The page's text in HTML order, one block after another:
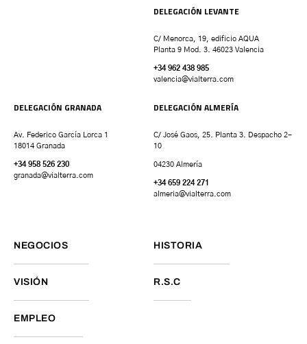
DELEGACIÓN LEVANTE
C/ Menorca, 19, edificio AQUA
Planta 9 Mod. 3. 46023 Valencia
+34 962 438 985
valencia@vialterra.com
DELEGACIÓN GRANADA
Av. Federico García Lorca 1
18014 Granada
+34 958 526 230
granada@vialterra.com
DELEGACIÓN ALMERÍA
C/ José Gaos, 25. Planta 3. Despacho 2-
10
04230 Almería
+34 659 224 271
almeria@vialterra.com
NEGOCIOS HISTORIA
VISIÓN R.S.C
EMPLEO